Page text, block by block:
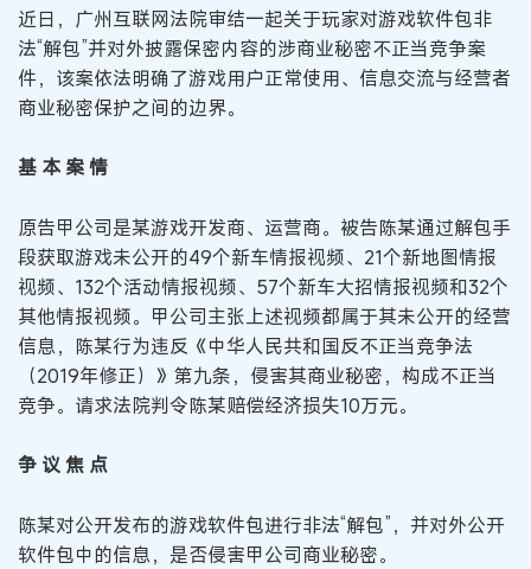
近日，广州互联网法院审结一起关于玩家对游戏软件包非
法“解包”并对外披露保密内容的涉商业秘密不正当竞争案
件，该案依法明确了游戏用户正常使用、信息交流与经营者
商业秘密保护之间的边界。
基 本 案 情
原告甲公司是某游戏开发商、运营商。被告陈某通过解包手
段获取游戏未公开的49个新车情报视频、21个新地图情报
视频、132个活动情报视频、57个新车大招情报视频和32个
其他情报视频。甲公司主张上述视频都属于其未公开的经营
信息，陈某行为违反《中华人民共和国反不正当竞争法
（2019年修正）》第九条，侵害其商业秘密，构成不正当
竞争。请求法院判令陈某赔偿经济损失10万元。
争 议 焦 点
陈某对公开发布的游戏软件包进行非法“解包”，并对外公开
软件包中的信息，是否侵害甲公司商业秘密。